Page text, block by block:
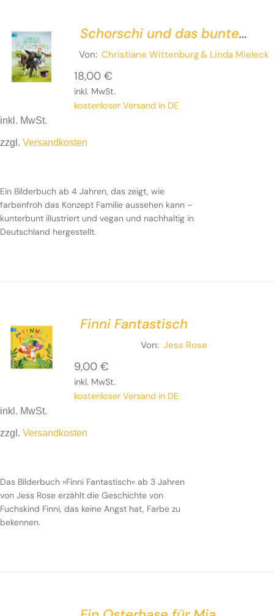
Schorschi und das bunte
Familiending
Von: Christiane Wittenburg& Linda Mieleck
18,00 €
inkl. MwSt.
kostenloser Versand in DE
inkl. MwSt.
zzgl. Versandkosten
Ein Bilderbuch ab 4 Jahren, das zeigt, wie
farbenfroh das Konzept Familie aussehen kann –
kunterbunt illustriert und vegan und nachhaltig in
Deutschland hergestellt.
Finni Fantastisch
Von: Jess Rose
9,00 €
inkl. MwSt.
kostenloser Versand in DE
inkl. MwSt.
zzgl. Versandkosten
Das Bilderbuch »Finni Fantastisch« ab 3 Jahren
von Jess Rose erzählt die Geschichte von
Fuchskind Finni, das keine Angst hat, Farbe zu
bekennen.